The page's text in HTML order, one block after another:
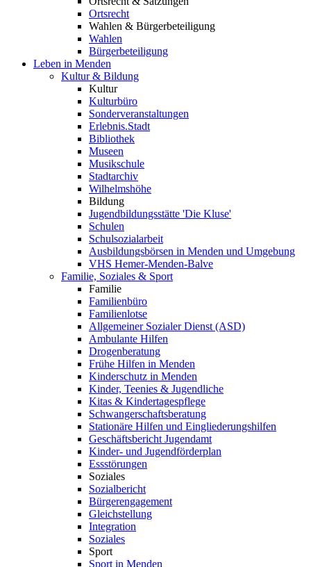
Ortsrecht
Wahlen & Bürgerbeteiligung
Wahlen
Bürgerbeteiligung
Leben in Menden
Kultur & Bildung
Kultur
Kulturbüro
Sonderveranstaltungen
Erlebnis.Stadt
Bibliothek
Museen
Musikschule
Stadtarchiv
Wilhelmshöhe
Bildung
Jugendbildungsstätte 'Die Kluse'
Schulen
Schulsozialarbeit
Ausbildungsbörsen in Menden und Umgebung
VHS Hemer-Menden-Balve
Familie, Soziales & Sport
Familie
Familienbüro
Familienlotse
Allgemeiner Sozialer Dienst (ASD)
Ambulante Hilfen
Drogenberatung
Frühe Hilfen in Menden
Kinderschutz in Menden
Kinder, Teenies & Jugendliche
Kitas & Kindertagespflege
Schwangerschaftsberatung
Stationäre Hilfen und Eingliederungshilfen
Geschäftsbericht Jugendamt
Kinder- und Jugendförderplan
Essstörungen
Soziales
Sozialbericht
Bürgerengagement
Gleichstellung
Integration
Soziales
Sport
Sport in Menden